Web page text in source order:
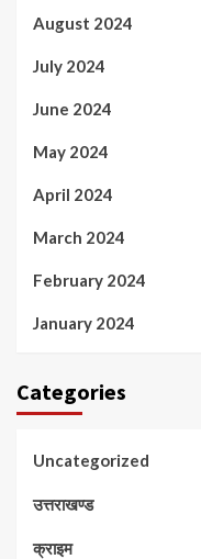
August 2024
July 2024
June 2024
May 2024
April 2024
March 2024
February 2024
January 2024
Categories
Uncategorized
उत्तराखण्ड
क्राइम